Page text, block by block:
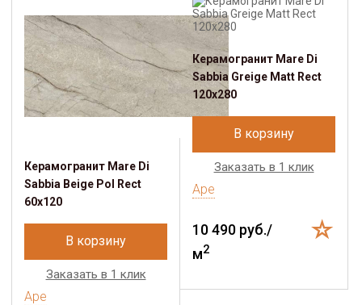
Керамогранит Mare Di
Sabbia Beige Pol Rect
60x120
В корзину
Заказать в 1 клик
Ape
Керамогранит Mare Di
Sabbia Greige Matt Rect
120х280
В корзину
Заказать в 1 клик
Ape
10 490 руб./
м2